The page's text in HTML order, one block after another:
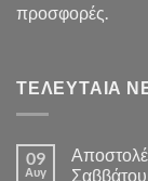
προσφορές.
ΤΕΛΕΥΤΑΊΑ
09
Αυγ